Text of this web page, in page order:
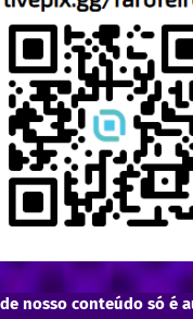
nosso conteúdo só é